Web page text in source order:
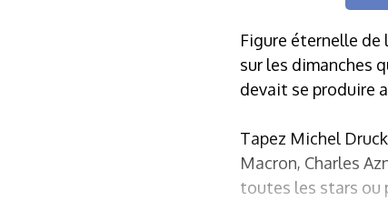
Figure éternelle de
sur les dimanches
devait se produire
Tapez Michel
Macron, Charles
toutes les stars ou